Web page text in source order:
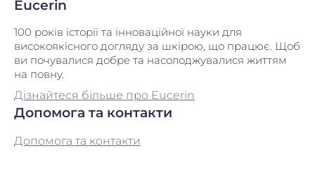
Eucerin
100 років історії та інноваційної науки для
високоякісного догляду за шкірою, що працює. Щоб
ви почувалися добре та насолоджувалися життям
на повну.
Дізнайтеся більше про Eucerin
Допомога та контакти
Допомога та контакти